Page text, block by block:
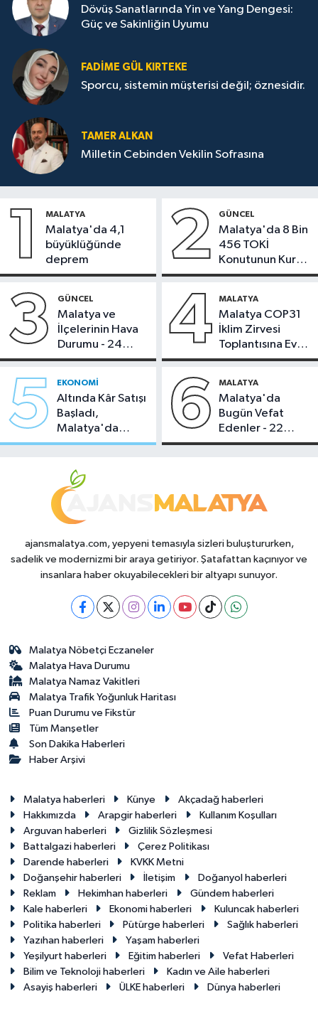
Dövüş Sanatlarında Yin ve Yang Dengesi:
Güç ve Sakinliğin Uyumu
FADIME GÜL KIRTEKE
Sporcu, sistemin müşterisi değil; öznesidir.
TAMER ALKAN
Milletin Cebinden Vekilin Sofrasına
1 MALATYA
Malatya'da 4,1
büyüklüğünde
deprem
2 GÜNCEL
Malatya'da 8 Bin
456 TOKİ
Konutunun Kurası
Bugün Çekiliyor
3 GÜNCEL
Malatya ve
İlçelerinin Hava
Durumu - 24
Temmuz 2026
4 MALATYA
Malatya COP31
İklim Zirvesi
Toplantısına Ev
Sahipliği Yaptı
5 EKONOMI
Altında Kâr Satışı
Başladı,
Malatya'da
Makas Ne
6 MALATYA
Malatya'da
Bugün Vefat
Edenler - 22
Temmuz 2026
ajansmalatya.com, yepyeni temasıyla sizleri buluştururken,
sadelik ve modernizmi bir araya getiriyor. Şatafattan kaçınıyor ve
insanlara haber okuyabilecekleri bir altyapı sunuyor.
Malatya Nöbetçi Eczaneler
Malatya Hava Durumu
Malatya Namaz Vakitleri
Malatya Trafik Yoğunluk Haritası
Puan Durumu ve Fikstür
Tüm Manşetler
Son Dakika Haberleri
Haber Arşivi
Malatya haberleri Künye
Akçadağ haberleri
Hakkımızda
Arapgir haberleri
Kullanım Koşulları
Arguvan haberleri
Gizlilik Sözleşmesi
Battalgazi haberleri
Çerez Politikası
Darende haberleri
KVKK Metni
Doğanşehir haberleri
İletişim
Doğanyol haberleri
Reklam
Hekimhan haberleri
Gündem haberleri
Kale haberleri
Ekonomi haberleri
Kuluncak haberleri
Politika haberleri
Pütürge haberleri
Sağlık haberleri
Yazıhan haberleri
Yaşam haberleri
Yeşilyurt haberleri
Eğitim haberleri
Vefat Haberleri
Bilim ve Teknoloji haberleri
Kadın ve Aile haberleri
Asayiş haberleri
ÜLKE haberleri Dünya haberleri